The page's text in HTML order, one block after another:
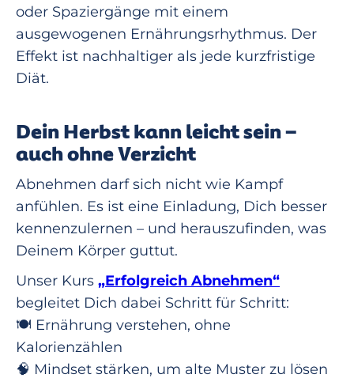
oder Spaziergänge mit einem
ausgewogenen Ernährungsrhythmus. Der
Effekt ist nachhaltiger als jede kurzfristige
Diät.
Dein Herbst kann leicht sein –
auch ohne Verzicht
Abnehmen darf sich nicht wie Kampf
anfühlen. Es ist eine Einladung, Dich besser
kennenzulernen – und herauszufinden, was
Deinem Körper guttut.
Unser Kurs „Erfolgreich Abnehmen“
begleitet Dich dabei Schritt für Schritt:
🍽️ Ernährung verstehen, ohne
Kalorienzählen
🧠 Mindset stärken, um alte Muster zu lösen